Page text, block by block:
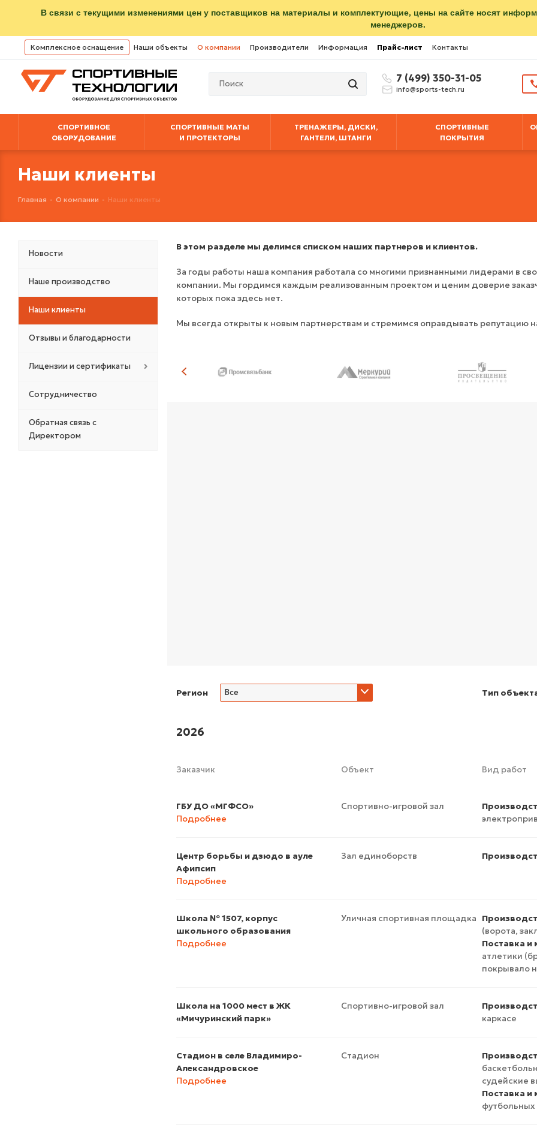
В связи с текущими изменениями цен у поставщиков на материалы и комплектующие, цены на сайте носят
менеджеров.
Комплексное оснащение Наши объекты О компании Производители Информация Прайс-лист Контакты
7 (499) 350-31-05
info@sports-tech.ru
СПОРТИВНОЕ
ОБОРУДОВАНИЕ
СПОРТИВНЫЕ МАТЫ
И ПРОТЕКТОРЫ
ТРЕНАЖЕРЫ, ДИСКИ,
ГАНТЕЛИ, ШТАНГИ
СПОРТИВНЫЕ
ПОКРЫТИЯ
Наши клиенты
Главная - О компании - Наши клиенты
В этом разделе мы делимся списком наших партнеров и клиентов.
За годы работы наша компания работала со многими признанными лидерами в
компании. Мы гордимся каждым реализованным проектом и ценим доверие
которых пока здесь нет.
Мы всегда открыты к новым партнерствам и стремимся оправдывать репутацию
Регион Все Тип
2026
Заказчик Объект Вид работ
ГБУ ДО «МГФСО»
Подробнее
Спортивно-игровой зал
Центр борьбы и дзюдо в ауле
Афипсип
Подробнее
Зал единоборств
Школа № 1507, корпус
школьного образования
Подробнее
Уличная спортивная площадка
(ворота,
Поставка и
атлетики
покрывало
Школа на 1000 мест в ЖК
«Мичуринский парк»
Спортивно-игровой зал
каркасе
Стадион в селе Владимиро-
Александровское
Подробнее
Стадион
судейские
Поставка и
футбольных
Новости
Наше производство
Наши клиенты
Отзывы и благодарности
Лицензии и сертификаты
Сотрудничество
Обратная связь с
Директором